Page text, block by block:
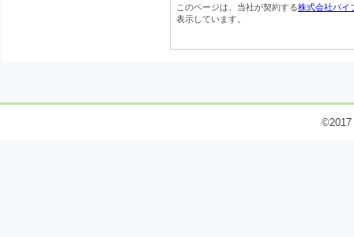
このページは、当社が契約する株式会社パイ
表示しています。
©2017